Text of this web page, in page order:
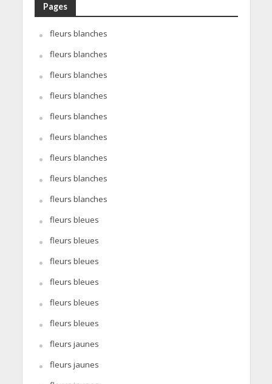
Pages
fleurs blanches
fleurs blanches
fleurs blanches
fleurs blanches
fleurs blanches
fleurs blanches
fleurs blanches
fleurs blanches
fleurs blanches
fleurs bleues
fleurs bleues
fleurs bleues
fleurs bleues
fleurs bleues
fleurs bleues
fleurs jaunes
fleurs jaunes